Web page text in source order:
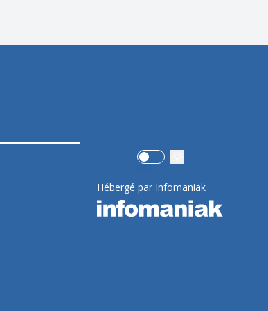
Use setting
Hébergé par Infomaniak